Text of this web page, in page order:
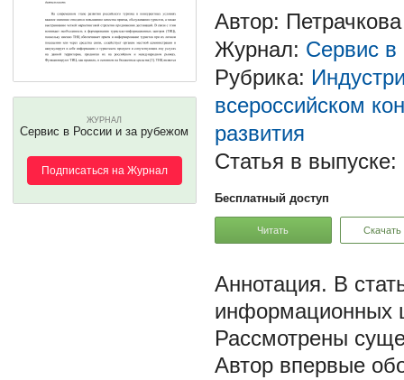
ЖУРНАЛ
Сервис в России и за рубежом
Подписаться на Журнал
Автор:
Журнал: Сервис в
Рубрика:
всероссийском
развития
Статья в выпуске:
Бесплатный доступ
Читать Скачать
В
информационных
Рассмотрены
Автор впервые